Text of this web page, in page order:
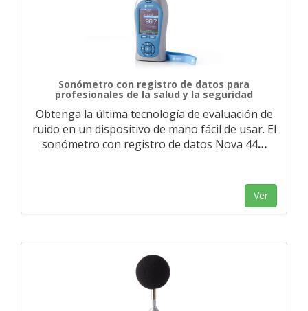
Sonómetro con registro de datos para
profesionales de la salud y la seguridad
Obtenga la última tecnología de evaluación de
ruido en un dispositivo de mano fácil de usar. El
sonómetro con registro de datos Nova 44…
Ver